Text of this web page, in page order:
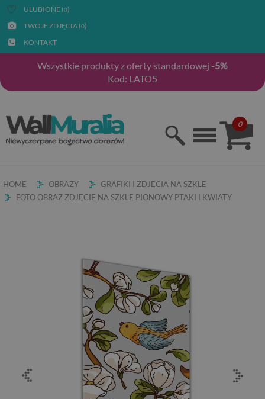
ULUBIONE (0)
TWOJE ZDJĘCIA (0)
KONTAKT
Wszystkie produkty z oferty standardowej -5%
Kod: LATO5
0
HOME OBRAZY
GRAFIKI I ZDJĘCIA NA SZKLE
FOTO OBRAZ ZDJĘCIE NA SZKLE PIONOWY PTAKI I KWIATY